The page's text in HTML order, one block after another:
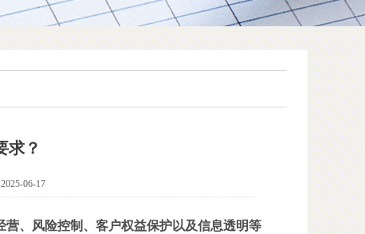
求？
06-17
、风险控制、客户权益保护以及信息透明等